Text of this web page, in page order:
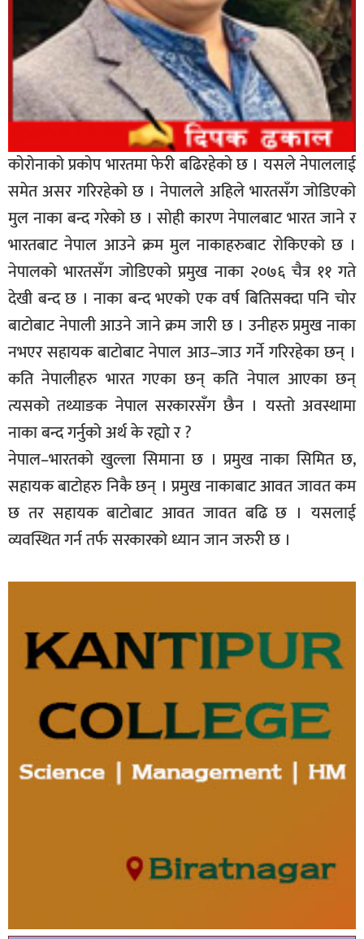
कोरोनाको प्रकोप भारतमा फेरी बढिरहेको छ । यसले नेपाललाई
समेत असर गरिरहेको छ । नेपालले अहिले भारतसँग जोडिएको
मुल नाका बन्द गरेको छ । सोही कारण नेपालबाट भारत जाने र
भारतबाट नेपाल आउने क्रम मुल नाकाहरुबाट रोकिएको छ ।
नेपालको भारतसँग जोडिएको प्रमुख नाका २०७६ चैत्र ११ गते
देखी बन्द छ । नाका बन्द भएको एक वर्ष बितिसक्दा पनि चोर
बाटोबाट नेपाली आउने जाने क्रम जारी छ । उनीहरु प्रमुख नाका
नभएर सहायक बाटोबाट नेपाल आउ–जाउ गर्ने गरिरहेका छन् ।
कति नेपालीहरु भारत गएका छन् कति नेपाल आएका छन्
त्यसको तथ्याङक नेपाल सरकारसँग छैन । यस्तो अवस्थामा
नाका बन्द गर्नुको अर्थ के रह्यो र ?
नेपाल–भारतको खुल्ला सिमाना छ । प्रमुख नाका सिमित छ,
सहायक बाटोहरु निकै छन् । प्रमुख नाकाबाट आवत जावत कम
छ तर सहायक बाटोबाट आवत जावत बढि छ । यसलाई
व्यवस्थित गर्न तर्फ सरकारको ध्यान जान जरुरी छ ।